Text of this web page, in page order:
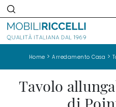
Home >Arredamento Casa >
Tavolo
di